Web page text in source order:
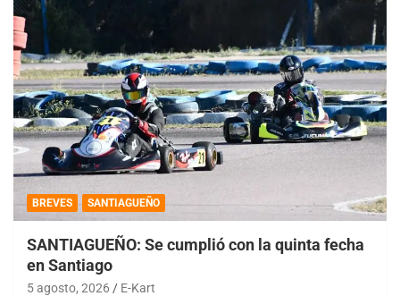
BREVES SANTIAGUEÑO
SANTIAGUEÑO: Se cumplió con la quinta fecha
en Santiago
5 agosto, 2026 E-Kart